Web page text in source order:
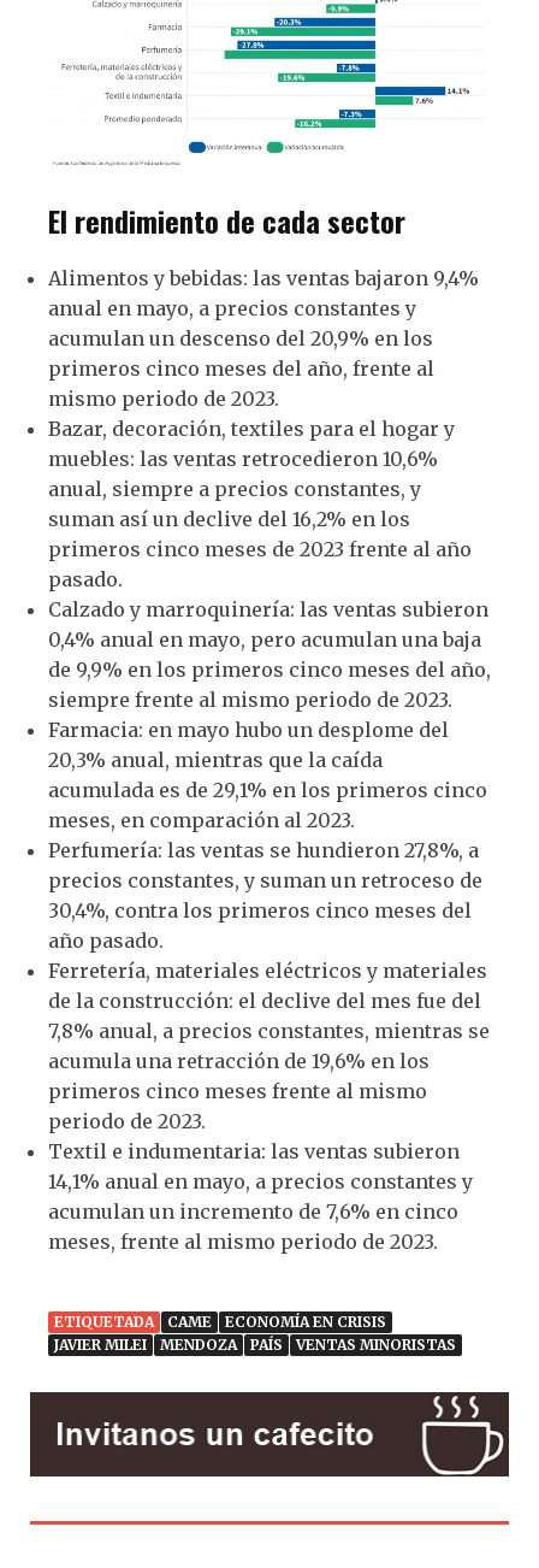
El rendimiento de cada sector
Alimentos y bebidas: las ventas bajaron 9,4%
anual en mayo, a precios constantes y
acumulan un descenso del 20,9% en los
primeros cinco meses del año, frente al
mismo periodo de 2023.
Bazar, decoración, textiles para el hogar y
muebles: las ventas retrocedieron 10,6%
anual, siempre a precios constantes, y
suman así un declive del 16,2% en los
primeros cinco meses de 2023 frente al año
pasado.
Calzado y marroquinería: las ventas subieron
0,4% anual en mayo, pero acumulan una baja
de 9,9% en los primeros cinco meses del año,
siempre frente al mismo periodo de 2023.
Farmacia: en mayo hubo un desplome del
20,3% anual, mientras que la caída
acumulada es de 29,1% en los primeros cinco
meses, en comparación al 2023.
Perfumería: las ventas se hundieron 27,8%, a
precios constantes, y suman un retroceso de
30,4%, contra los primeros cinco meses del
año pasado.
Ferretería, materiales eléctricos y materiales
de la construcción: el declive del mes fue del
7,8% anual, a precios constantes, mientras se
acumula una retracción de 19,6% en los
primeros cinco meses frente al mismo
periodo de 2023.
Textil e indumentaria: las ventas subieron
14,1% anual en mayo, a precios constantes y
acumulan un incremento de 7,6% en cinco
meses, frente al mismo periodo de 2023.
ETIQUETADA CAME
ECONOMÍA EN CRISIS
JAVIER MILEI
MENDOZA PAÍS VENTAS MINORISTAS